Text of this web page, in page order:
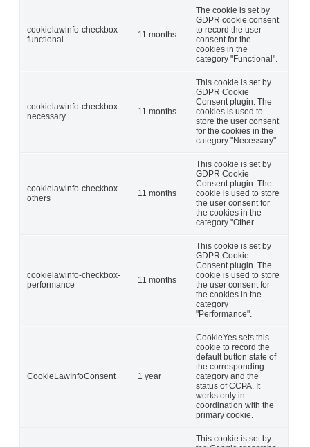
cookielawinfo-checkbox-
functional
11 months
The cookie is set by
GDPR cookie consent
to record the user
consent for the
cookies in the
category "Functional".
cookielawinfo-checkbox-
necessary
11 months
This cookie is set by
GDPR Cookie
Consent plugin. The
cookies is used to
store the user consent
for the cookies in the
category "Necessary".
cookielawinfo-checkbox-
others
11 months
This cookie is set by
GDPR Cookie
Consent plugin. The
cookie is used to store
the user consent for
the cookies in the
category "Other.
cookielawinfo-checkbox-
performance
11 months
This cookie is set by
GDPR Cookie
Consent plugin. The
cookie is used to store
the user consent for
the cookies in the
category
"Performance".
CookieLawInfoConsent 1 year
CookieYes sets this
cookie to record the
default button state of
the corresponding
category and the
status of CCPA. It
works only in
coordination with the
primary cookie.
This cookie is set by